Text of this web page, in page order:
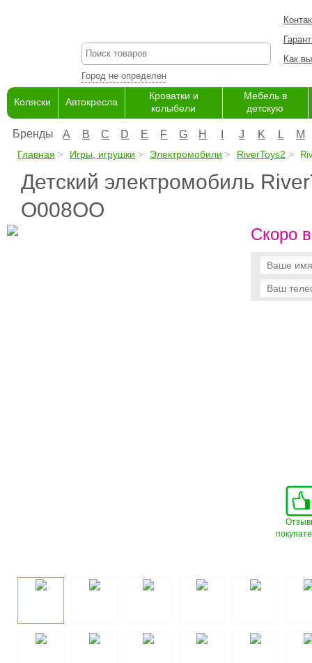
Город не определен
Как
Коляски Автокресла
Кроватки и
колыбели
Мебель в
детскую
Бренды A B C D E F G H J K L M
Главная Игры, игрушки Электромобили RiverToys2
Детский электромобиль
O008OO
Скоро